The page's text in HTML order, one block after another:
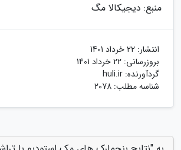
منبع: دیجیکالا مگ
انتشار: 22 خرداد 1401
بروزرسانی: 22 خرداد 1401
گردآورنده: huli.ir
شناسه مطلب: 2078